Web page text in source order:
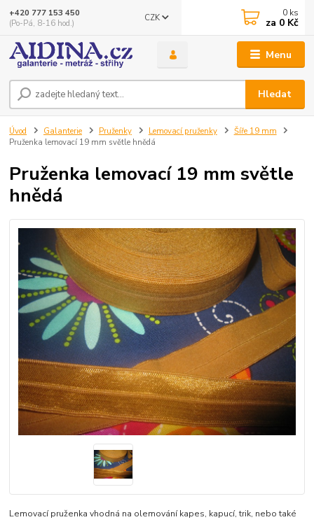
Menu
CZK
Hledat
+420 777 153 450
(Po-Pá, 8-16 hod.)
0 ks
za 0 Kč
Úvod Galanterie Pruženky Lemovací pruženky
Šíře 19 mm
Pruženka lemovací 19 mm světle hnědá
Pruženka lemovací 19 mm světle
hnědá
Lemovací pruženka vhodná na olemování kapes, kapucí, trik, nebo také